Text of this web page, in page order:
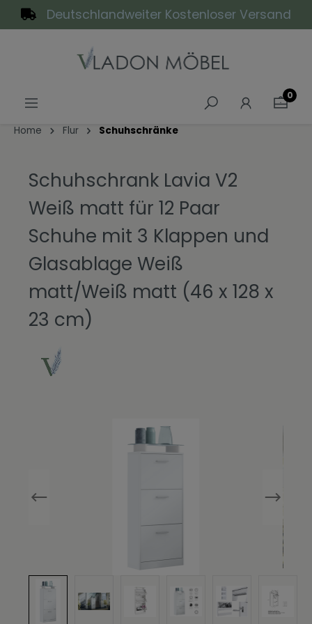
springenDeutschlandweiter Kostenloser Versand
0
Home Flur Schuhschränke
Schuhschrank Lavia V2
Weiß matt für 12 Paar
Schuhe mit 3 Klappen und
Glasablage Weiß
matt/Weiß matt (46 x 128 x
23 cm)
Bildergalerie überspringen